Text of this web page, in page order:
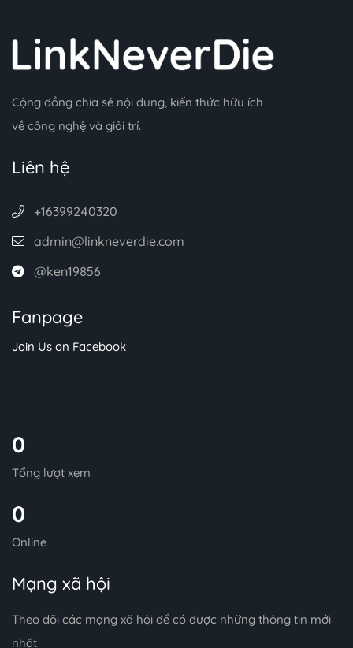
Cộng đồng chia sẻ nội dung, kiến thức hữu ích
về công nghệ và giải trí.
Liên hệ
+16399240320
admin@linkneverdie.com
@ken19856
Fanpage
Join Us on Facebook
0
Tổng lượt xem
0
Online
Mạng xã hội
Theo dõi các mạng xã hội để có được những thông tin mới
nhất